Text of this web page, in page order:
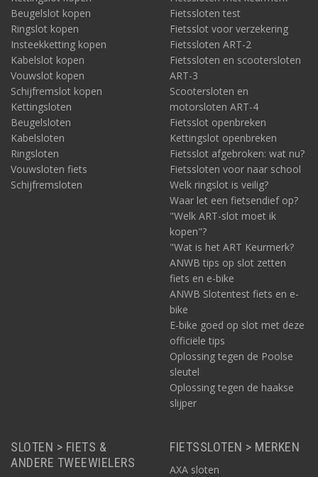
Laat het niet jouw dure fiets zijn...
Voor dit laatste geldt: zeker niet als hij of zij met een zogeheten
Poolse sleutelmethode veel makkelijker een andere dure fiets
weg kan grissen. Laat dat niet de jouwe zijn. En neem de drie
oplossingen tegen diefstal via de Poolse sleutel (ART-2 ringslot,
gecombineerd met een kettingslot of beugelslot, en altijd
Koop hier je nieuwe ART-2 ringslot.
nieuw kettingslot of beugelslot? Voor een fiets of e-bike geldt bij
een ketting of beugel in principe dat klasse ART-3 het hoogst
toepasbare ART-beveiligingsniveau is. Dit heeft te maken met
het gewicht: een ART-4 slot is namelijk veel zwaarder en voor
een (elektrische) fiets al gauw te zwaar. Wil je meer advies? Lees
de beschrijvingen van onze sloten of bel of mail ons voor meer
Beugelslot kopen
Ringslot kopen
Insteekketting kopen
Kabelslot kopen
Vouwslot kopen
Schijfremslot kopen
Kettingsloten
Beugelsloten
Kabelsloten
Ringsloten
Vouwsloten fiets
Schijfremsloten
Fietssloten test
Fietsslot voor verzekering
Fietssloten ART-2
Fietssloten en scootersloten
ART-3
Scootersloten en
motorsloten ART-4
Fietsslot openbreken
Kettingslot openbreken
Fietsslot afgebroken: wat nu?
Fietssloten voor naar school
Welk ringslot is veilig?
Waar let een fietsendief op?
"Welk ART-slot moet ik
kopen"?
"Wat is het ART Keurmerk?
ANWB tips op slot zetten
fiets en e-bike
ANWB Slotentest fiets en e-
bike
E-bike goed op slot met deze
officiële tips
Oplossing tegen de Poolse
sleutel
Oplossing tegen de haakse
slijper
SLOTEN > FIETS &
ANDERE TWEEWIELERS
FIETSSLOTEN > MERKEN
AXA sloten